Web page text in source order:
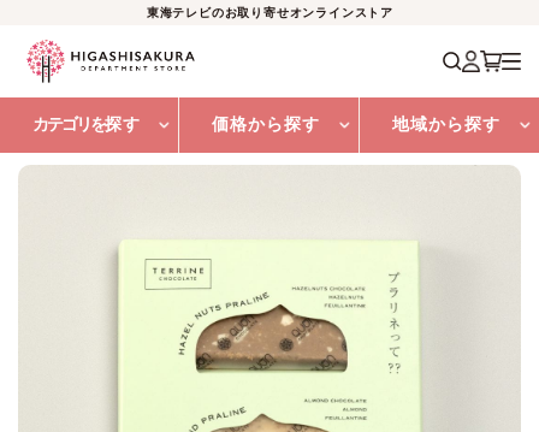
東海テレビのお取り寄せオンラインストア
カテゴリを探す 価格から探す 地域から探す